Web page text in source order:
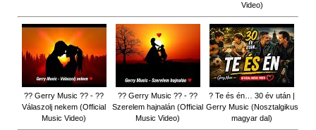
Video)
?? Gerry Music ?? - ??
Válaszolj nekem (Official
Music Video)
?? Gerry Music ?? - ??
Szerelem hajnalán (Official
Music Video)
? Te és én… 30 év után |
Gerry Music (Nosztalgikus
magyar dal)